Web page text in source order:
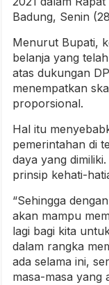
Badung, Senin
Menurut Bupati,
belanja yang
atas dukungan
menempatkan
proporsional.
Hal itu
pemerintahan di
daya yang
prinsip kehati-
“Sehingga
akan mampu
lagi bagi kita
dalam rangka
ada selama ini,
masa-masa yang